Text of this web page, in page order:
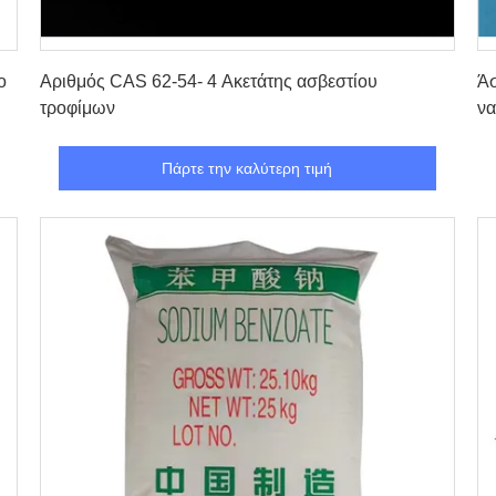
Αριθμός CAS 62-54- 4 Ακετάτης ασβεστίου
τροφίμων
Πάρτε την καλύτερη τιμή